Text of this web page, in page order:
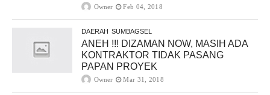
Owner Feb 04, 2018
DAERAH SUMBAGSEL
ANEH !!! DIZAMAN NOW, MASIH ADA
KONTRAKTOR TIDAK PASANG
PAPAN PROYEK
Owner Mar 31, 2018